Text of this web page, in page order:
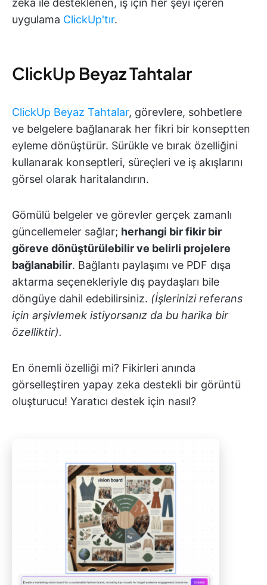
zeka ile desteklenen, iş için her şeyi içeren
uygulama ClickUp'tır.
ClickUp Beyaz Tahtalar
ClickUp Beyaz Tahtalar, görevlere, sohbetlere
ve belgelere bağlanarak her fikri bir konseptten
eyleme dönüştürür. Sürükle ve bırak özelliğini
kullanarak konseptleri, süreçleri ve iş akışlarını
görsel olarak haritalandırın.
Gömülü belgeler ve görevler gerçek zamanlı
güncellemeler sağlar; herhangi bir fikir bir
göreve dönüştürülebilir ve belirli projelere
bağlanabilir. Bağlantı paylaşımı ve PDF dışa
aktarma seçenekleriyle dış paydaşları bile
döngüye dahil edebilirsiniz. (İşlerinizi referans
için arşivlemek istiyorsanız da bu harika bir
özelliktir).
En önemli özelliği mi? Fikirleri anında
görselleştiren yapay zeka destekli bir görüntü
oluşturucu! Yaratıcı destek için nasıl?